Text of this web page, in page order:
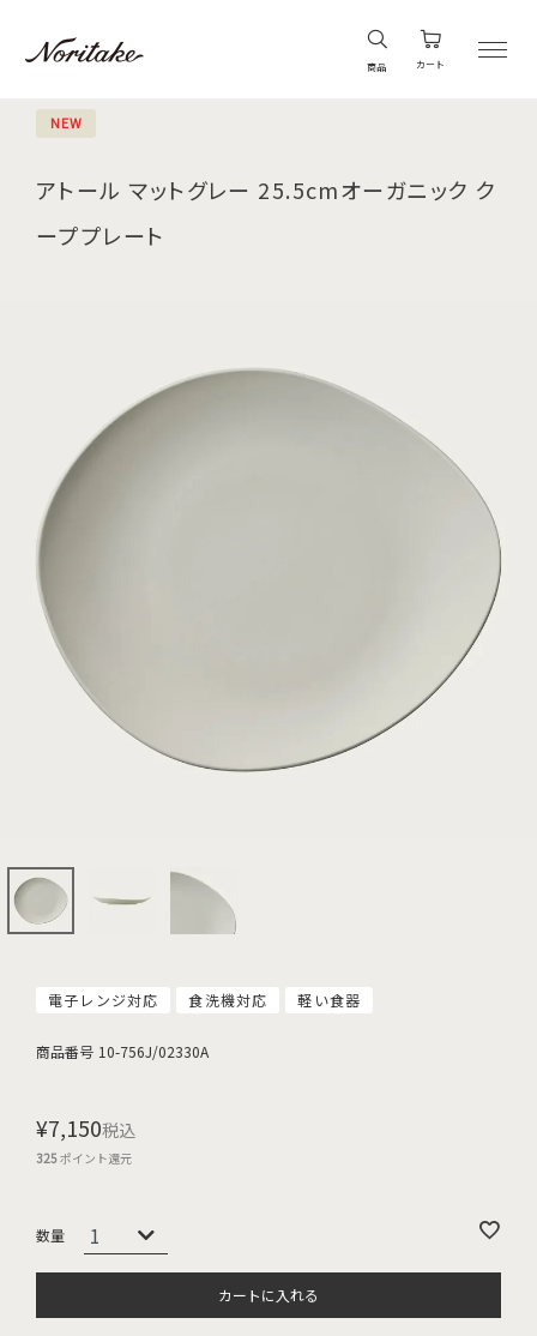
商品 カート
NEW
アトール マットグレー 25.5cmオーガニック ク
ーププレート
電子レンジ対応 食洗機対応 軽い食器
商品番号 10-756J/02330A
¥7,150税込
325ポイント還元
カートに入れる